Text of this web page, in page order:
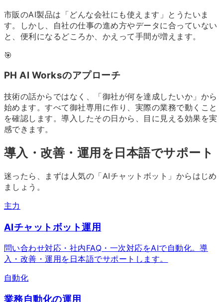
市販のAI製品は「どんな会社にも使えます」とうたいま
す。しかし、自社の仕事の進め方やデータに合っていない
と、便利になるどころか、かえって手間が増えます。
🎯
PH AI Worksのアプローチ
技術の話からではなく、「御社が何を達成したいか」から
始めます。すべて御社専用に作り、実際の業務で動くこと
を確認します。導入したその日から、目に見える効果を実
感できます。
導入・改善・運用を日本語でサポート
迷ったら、まずは人気の「AIチャットボット」からはじめ
ましょう。
主力
AIチャットボット運用
問い合わせ対応・社内FAQ・一次対応をAIで自動化。導
入・改善・運用を日本語でサポートします。
自動化
業務自動化の運用